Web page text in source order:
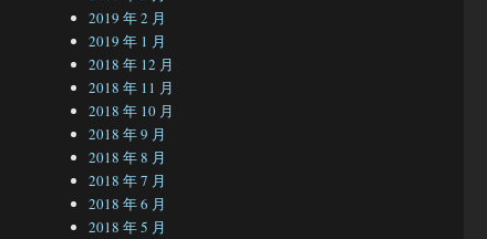
2019 年 2 月
2019 年 1 月
2018 年 12 月
2018 年 11 月
2018 年 10 月
2018 年 9 月
2018 年 8 月
2018 年 7 月
2018 年 6 月
2018 年 5 月